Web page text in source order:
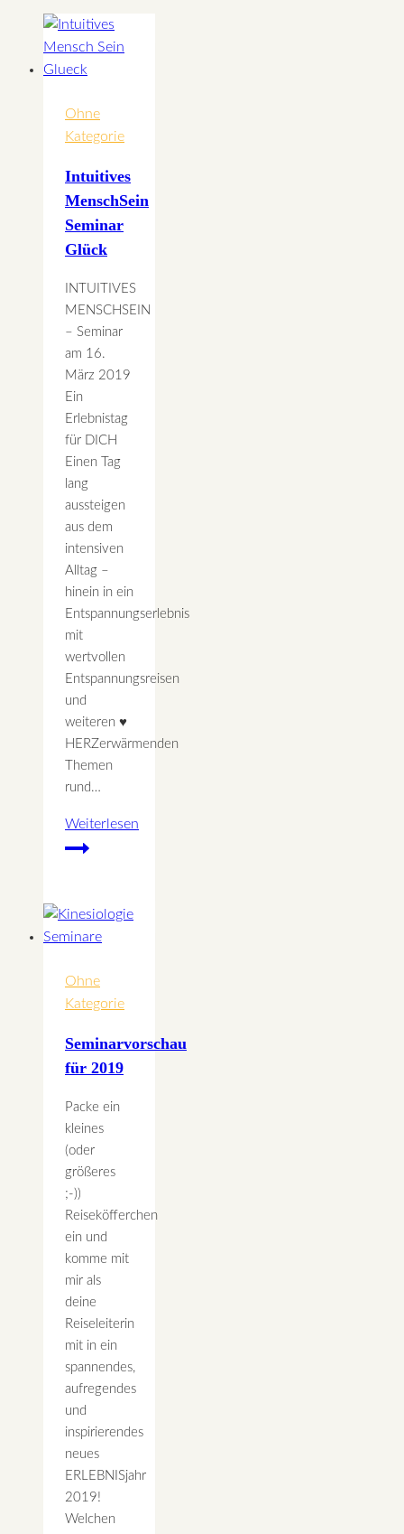
Ohne
Kategorie
Intuitives
MenschSein
Seminar
Glück
INTUITIVES
MENSCHSEIN
– Seminar
am 16.
März 2019
Ein
Erlebnistag
für DICH
Einen Tag
lang
aussteigen
aus dem
intensiven
Alltag –
hinein in ein
Entspannungserlebnis
mit
wertvollen
Entspannungsreisen
und
weiteren ♥
HERZerwärmenden
Themen
rund…
Weiterlesen
Intuitives
Glück
Ohne
Kategorie
Seminarvorschau
für 2019
Packe ein
kleines
(oder
größeres
;-))
Reiseköfferchen
ein und
komme mit
mir als
deine
Reiseleiterin
mit in ein
spannendes,
aufregendes
und
inspirierendes
neues
ERLEBNISjahr
2019!
Welchen